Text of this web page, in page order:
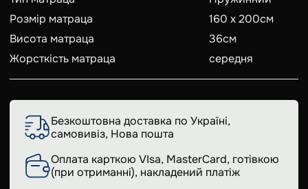
Розмір матраца
160 x 200см
Висота матраца
36см
Жорсткість матраца
середня
Безкоштовна доставка по Україні,
самовивіз, Нова пошта
Оплата карткою VIsa, MasterCard, готівкою
(при отриманні), накладений платіж